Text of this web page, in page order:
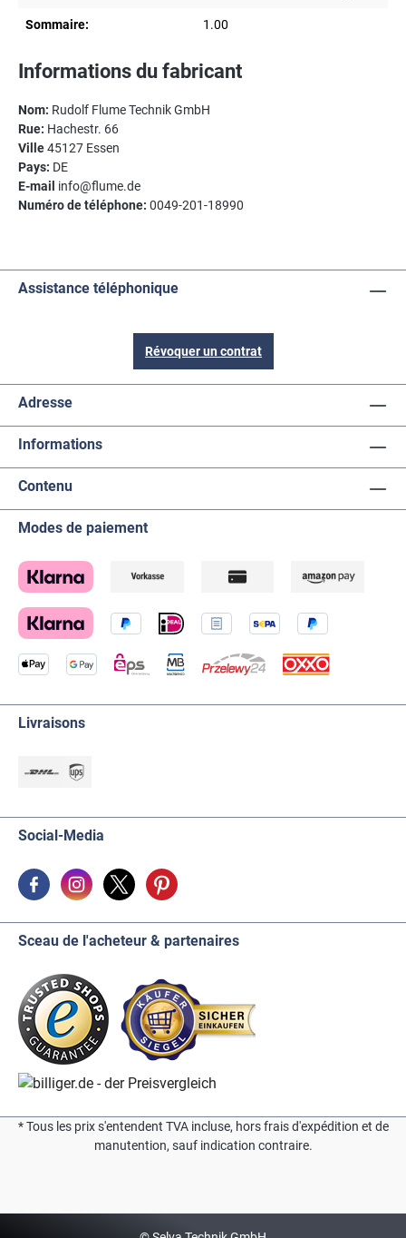
Sommaire: 1.00
Informations du fabricant
Nom: Rudolf Flume Technik GmbH
Rue: Hachestr. 66
Ville45127 Essen
Pays: DE
E-mail info@flume.de
Numéro de téléphone: 0049-201-18990
Assistance téléphonique
Révoquer un contrat
Adresse
Informations
Contenu
Modes de paiement
Livraisons
Social-Media
Sceau de l'acheteur & partenaires
* Tous les prix s'entendent TVA incluse, hors frais d'expédition et de
manutention, sauf indication contraire.